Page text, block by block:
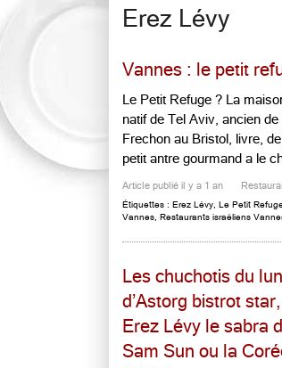
Erez Lévy
Vannes : le petit
Le Petit Refuge ? La
natif de Tel Aviv, ancien
Frechon au Bristol, livre,
petit antre gourmand a le
Article publié il y a 1 an
Étiquettes : Erez Lévy Le Petit
Vannes Restaurants israéliens
Les chuchotis du
d’Astorg bistrot
Erez Lévy le sabra
Sam Sun ou la